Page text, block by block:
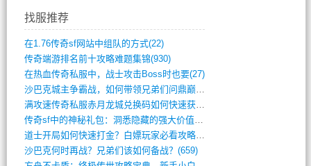
找服推荐
在1.76传奇sf网站中组队的方式(22)
传奇端游排名前十攻略难题集锦(930)
在热血传奇私服中，战士攻击Boss时也要(27)
沙巴克城主争霸战，如何带领兄弟们问鼎巅峰(565)
满攻速传奇私服赤月龙城兑换码如何快速获取(676)
传奇sf中的神秘礼包：洞悉隐藏的强大价值(427)
道士开局如何快速打金？白嫖玩家必看攻略(5)
沙巴克何时再战？兄弟们该如何备战？(659)